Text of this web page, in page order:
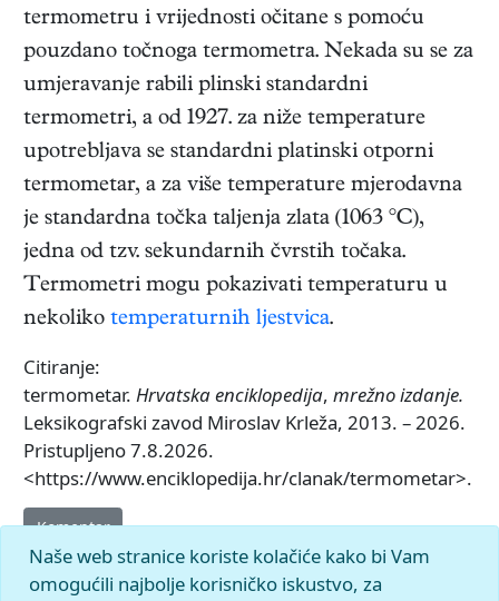
termometru i vrijednosti očitane s pomoću
pouzdano točnoga termometra. Nekada su se za
umjeravanje rabili plinski standardni
termometri, a od 1927. za niže temperature
upotrebljava se standardni platinski otporni
termometar, a za više temperature mjerodavna
je standardna točka taljenja zlata (1063 °C),
jedna od tzv. sekundarnih čvrstih točaka.
Termometri mogu pokazivati temperaturu u
nekoliko temperaturnih ljestvica.
Citiranje:
termometar. Hrvatska enciklopedija, mrežno izdanje.
Leksikografski zavod Miroslav Krleža, 2013. – 2026.
Pristupljeno 7.8.2026.
<https://www.enciklopedija.hr/clanak/termometar>.
Komentar
Naše web stranice koriste kolačiće kako bi Vam
omogućili najbolje korisničko iskustvo, za